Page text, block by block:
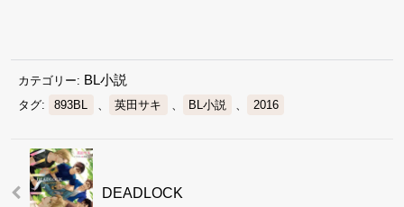
カテゴリー: BL小説
タグ: 893BL 英田サキ BL小説 2016
DEADLOCK